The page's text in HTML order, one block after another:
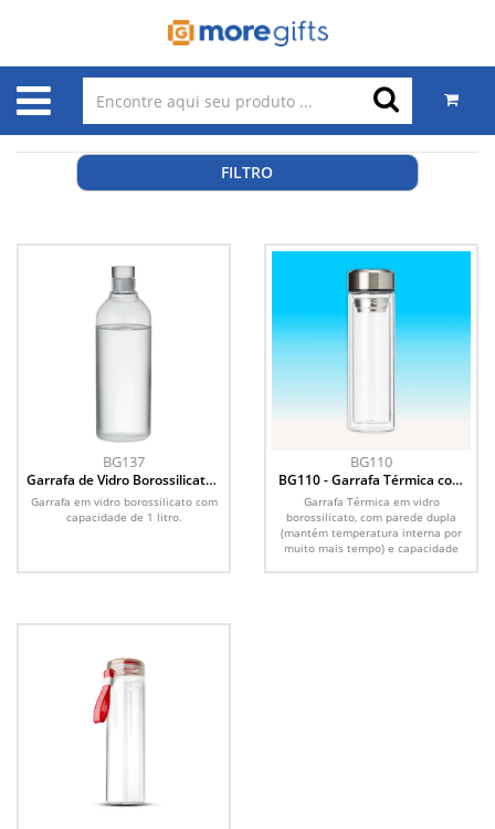
FILTRO
BG137
Garrafa de Vidro Borossilicato -
1 Litro
Garrafa em vidro borossilicato com
capacidade de 1 litro.
BG110
BG110 - Garrafa Térmica com
Termômetro - 450ml
Garrafa Térmica em vidro
borossilicato, com parede dupla
(mantém temperatura interna por
muito mais tempo) e capacidade